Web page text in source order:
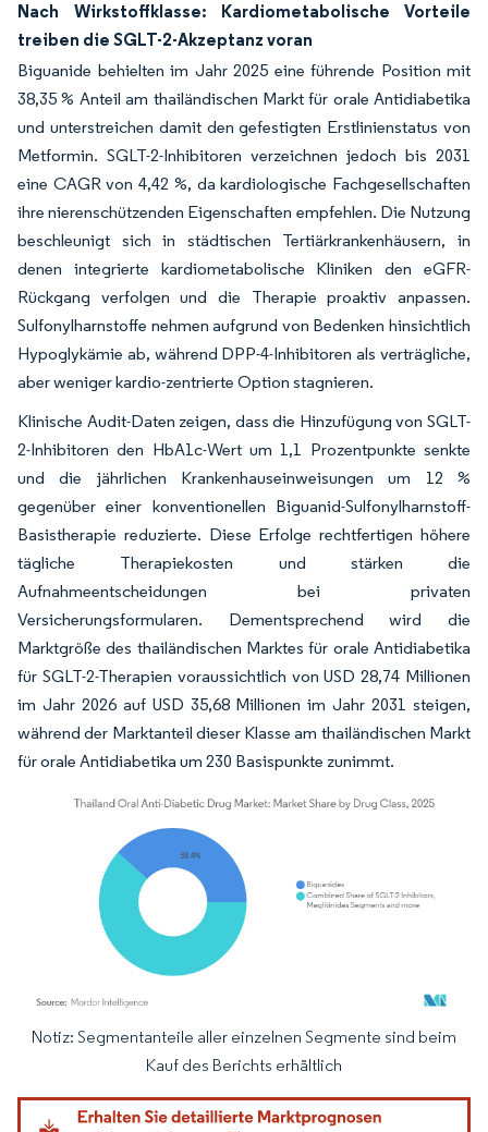
Nach Wirkstoffklasse: Kardiometabolische Vorteile
treiben die SGLT-2-Akzeptanz voran
Biguanide behielten im Jahr 2025 eine führende Position mit
38,35 % Anteil am thailändischen Markt für orale Antidiabetika
und unterstreichen damit den gefestigten Erstlinienstatus von
Metformin. SGLT-2-Inhibitoren verzeichnen jedoch bis 2031
eine CAGR von 4,42 %, da kardiologische Fachgesellschaften
ihre nierenschützenden Eigenschaften empfehlen. Die Nutzung
beschleunigt sich in städtischen Tertiärkrankenhäusern, in
denen integrierte kardiometabolische Kliniken den eGFR-
Rückgang verfolgen und die Therapie proaktiv anpassen.
Sulfonylharnstoffe nehmen aufgrund von Bedenken hinsichtlich
Hypoglykämie ab, während DPP-4-Inhibitoren als verträgliche,
aber weniger kardio-zentrierte Option stagnieren.
Klinische Audit-Daten zeigen, dass die Hinzufügung von SGLT-
2-Inhibitoren den HbA1c-Wert um 1,1 Prozentpunkte senkte
und die jährlichen Krankenhauseinweisungen um 12 %
gegenüber einer konventionellen Biguanid-Sulfonylharnstoff-
Basistherapie reduzierte. Diese Erfolge rechtfertigen höhere
tägliche Therapiekosten und stärken die
Aufnahmeentscheidungen bei privaten
Versicherungsformularen. Dementsprechend wird die
Marktgröße des thailändischen Marktes für orale Antidiabetika
für SGLT-2-Therapien voraussichtlich von USD 28,74 Millionen
im Jahr 2026 auf USD 35,68 Millionen im Jahr 2031 steigen,
während der Marktanteil dieser Klasse am thailändischen Markt
für orale Antidiabetika um 230 Basispunkte zunimmt.
Bild © Mordor Intelligence. Wiederverwendung erfordert Namensnennung
Notiz: Segmentanteile aller einzelnen Segmente sind beim
Kauf des Berichts erhältlich